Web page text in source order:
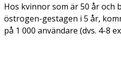
Hos kvinnor som är 50 år och
östrogen-gestagen i 5 år,
på 1 000 användare (dvs. 4-8